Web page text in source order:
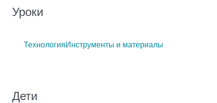
Уроки
ТехнологияИнструменты и материалы
Дети